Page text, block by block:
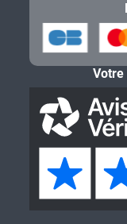
Votre